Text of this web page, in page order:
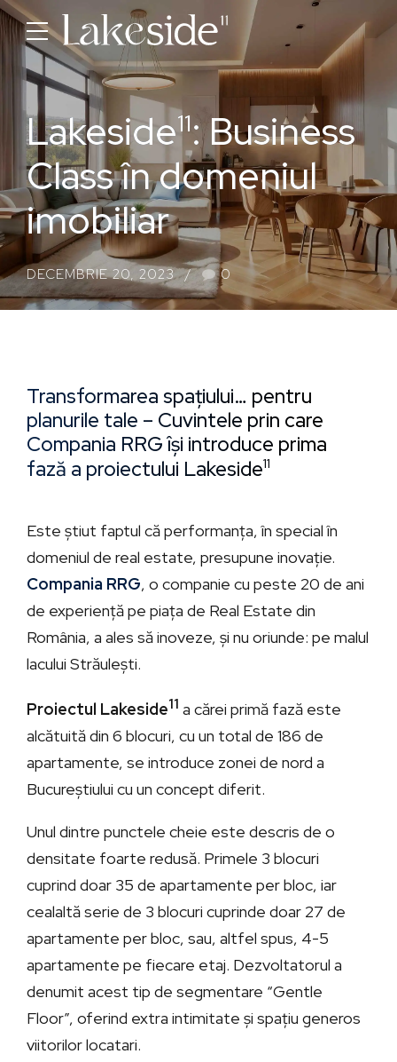
Lakeside11: Business
Class în domeniul
imobiliar
DECEMBRIE 20, 2023 0
Transformarea spațiului… pentru
planurile tale – Cuvintele prin care
Compania RRG își introduce prima
fază a proiectului Lakeside11
Este știut faptul că performanța, în special în
domeniul de real estate, presupune inovație.
Compania RRG, o companie cu peste 20 de ani
de experiență pe piața de Real Estate din
România, a ales să inoveze, și nu oriunde: pe malul
lacului Străulești.
Proiectul Lakeside11 a cărei primă fază este
alcătuită din 6 blocuri, cu un total de 186 de
apartamente, se introduce zonei de nord a
Bucureștiului cu un concept diferit.
Unul dintre punctele cheie este descris de o
densitate foarte redusă. Primele 3 blocuri
cuprind doar 35 de apartamente per bloc, iar
cealaltă serie de 3 blocuri cuprinde doar 27 de
apartamente per bloc, sau, altfel spus, 4-5
apartamente pe fiecare etaj. Dezvoltatorul a
denumit acest tip de segmentare “Gentle
Floor”, oferind extra intimitate și spațiu generos
viitorilor locatari.